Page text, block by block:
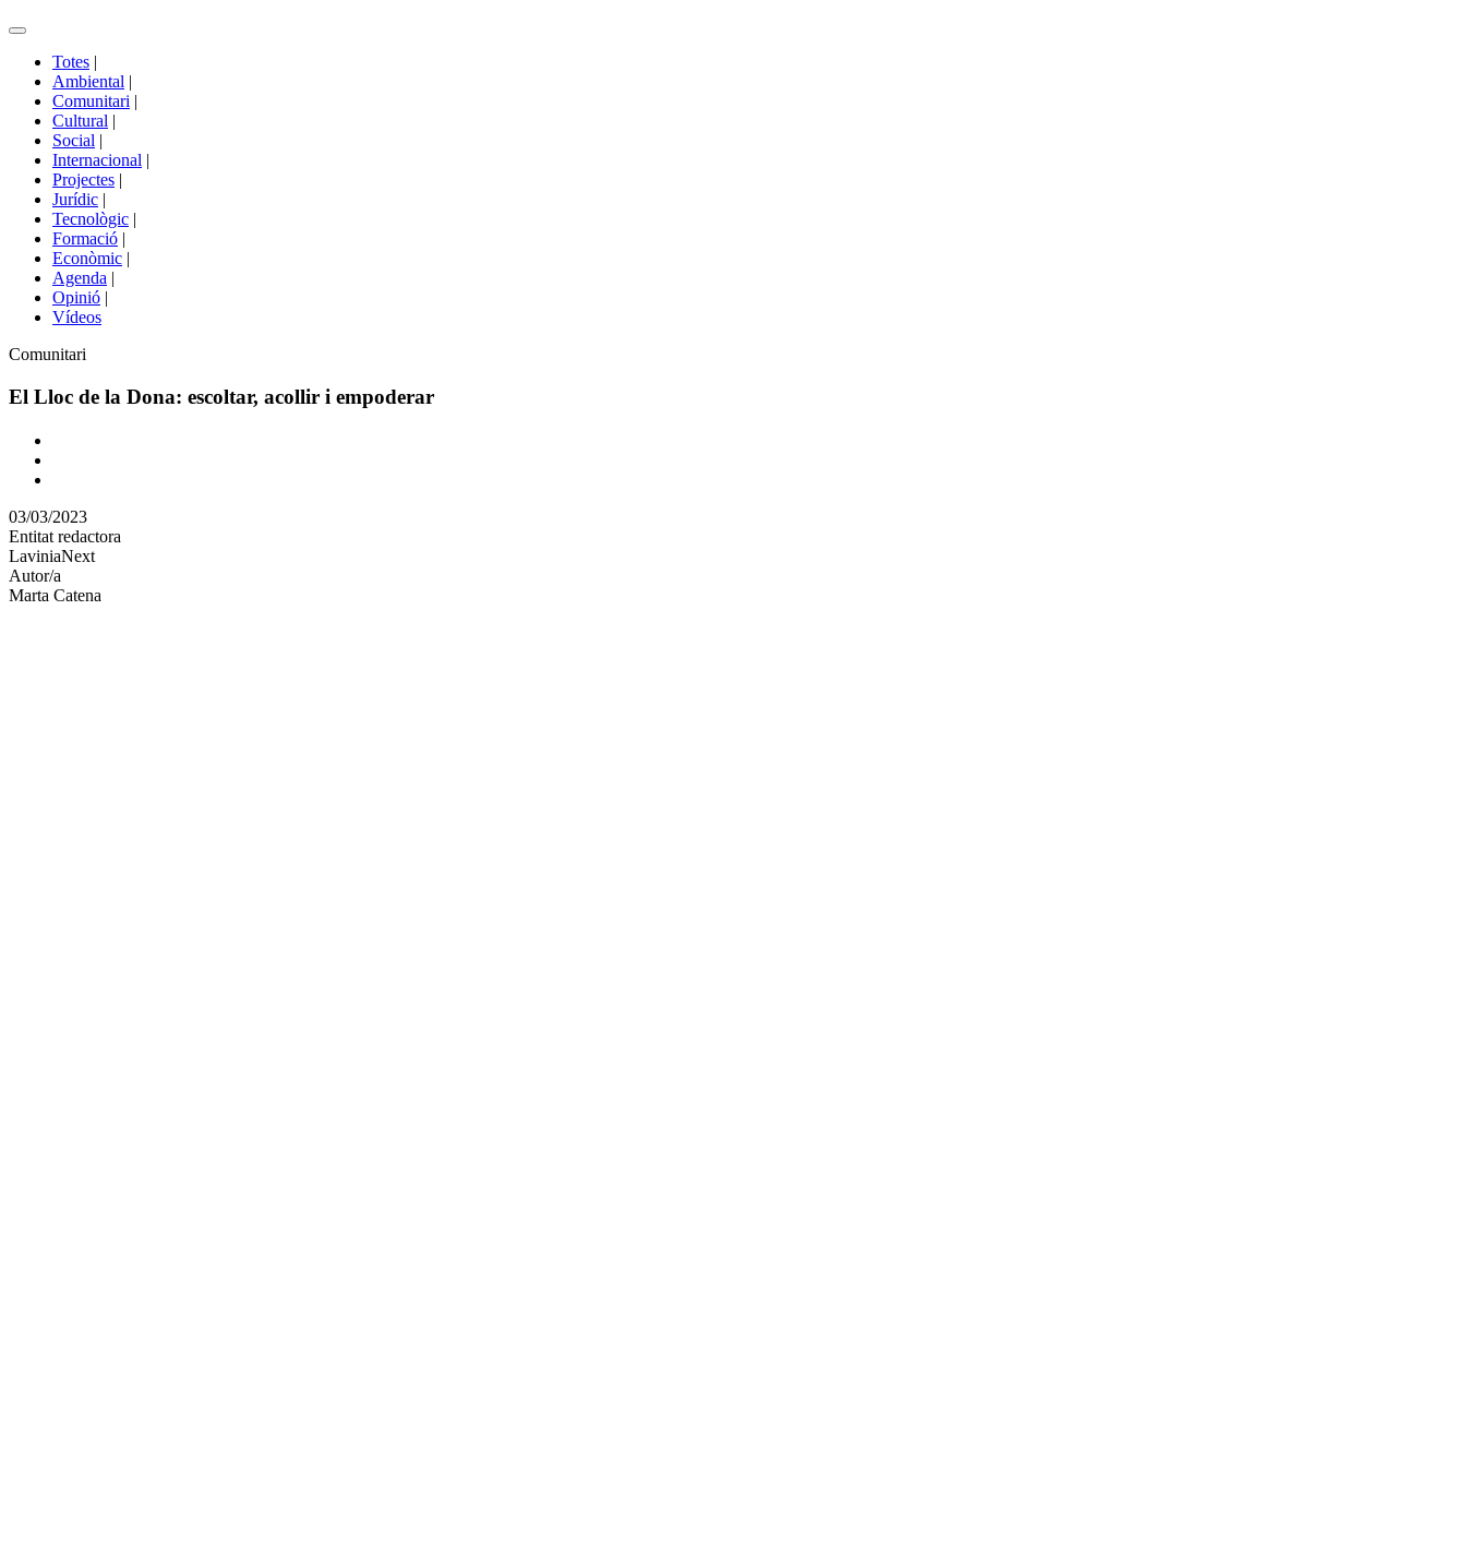
Commutador
portals
Totes |
Ambiental |
Comunitari |
Cultural |
Social |
Internacional |
Projectes |
Jurídic |
Tecnològic |
Formació |
Econòmic |
Agenda |
Opinió |
Vídeos
Àmbit
la
Comunitari
El Lloc de la Dona: escoltar, acollir i empoderar
Comparteix
altres
xarxes
socials
03/03/2023
Entitat redactora
LaviniaNext
Autor/a
Marta Catena